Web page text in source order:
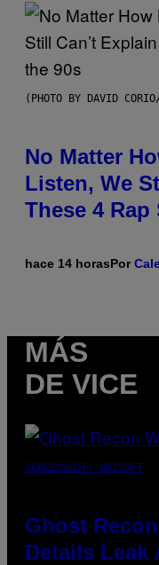
(PHOTO BY DAVID
No Matter
Listen, We
These 4
hace 14 horasPor
MÁS
DE VICE
SCREENSHOT: UBISOFT
Ghost
Details Leak